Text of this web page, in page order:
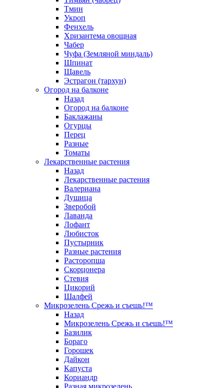
Тмин
Укроп
Фенхель
Хризантема овощная
Чабер
Чуфа (Земляной миндаль)
Шпинат
Щавель
Эстрагон (тархун)
Огород на балконе
Назад
Огород на балконе
Баклажаны
Огурцы
Перец
Разные
Томаты
Лекарственные растения
Назад
Лекарственные растения
Валериана
Душица
Зверобой
Лаванда
Лофант
Любисток
Пустырник
Разные растения
Расторопша
Скорцонера
Стевия
Цикорий
Шалфей
Микрозелень Срежь и съешь!™
Назад
Микрозелень Срежь и съешь!™
Базилик
Бораго
Горошек
Дайкон
Капуста
Кориандр
Разная микрозелень